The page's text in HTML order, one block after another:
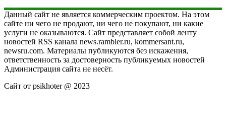
Данный сайт не является коммерческим проектом. На этом
сайте ни чего не продают, ни чего не покупают, ни какие
услуги не оказываются. Сайт представляет собой ленту
новостей RSS канала news.rambler.ru, kommersant.ru,
newsru.com. Материалы публикуются без искажения,
ответственность за достоверность публикуемых новостей
Администрация сайта не несёт.
Сайт от psikhoter @ 2023